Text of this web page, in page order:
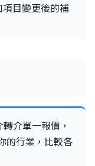
目變更後的補
介單一報價，
的行業，比較各